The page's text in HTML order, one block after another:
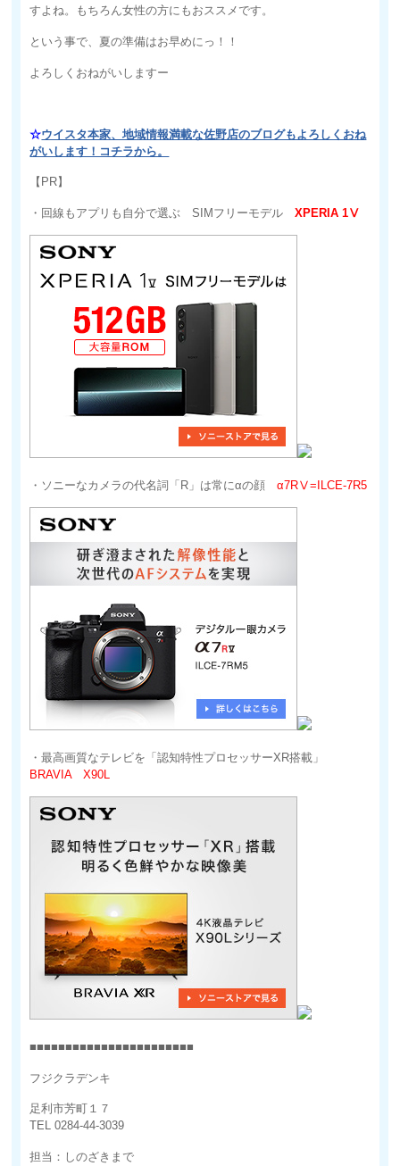
すよね。もちろん女性の方にもおススメです。
という事で、夏の準備はお早めにっ！！
よろしくおねがいしますー
☆ウイスタ本家、地域情報満載な佐野店のブログもよろしくおね
がいします！コチラから。
【PR】
・回線もアプリも自分で選ぶ SIMフリーモデルXPERIA 1Ⅴ
・ソニーなカメラの代名詞「R」は常にαの顔α7RⅤ=ILCE-7R5
・最高画質なテレビを「認知特性プロセッサーXR搭載」
BRAVIA X90L
■■■■■■■■■■■■■■■■■■■■■■■
フジクラデンキ
足利市芳町１７
TEL 0284-44-3039
担当：しのざきまで